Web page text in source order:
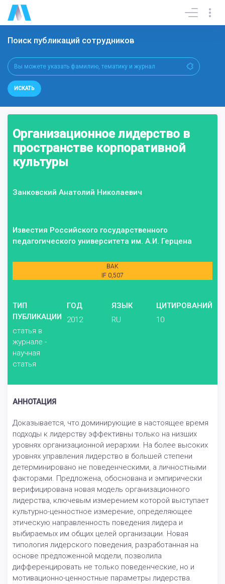
Поиск публикаций сотрудников
ИСКАТЬ
Организационное лидерство в
пространстве корпоративной
культуры
Занковский Анатолий Николаевич
Известия Российского государственного
педагогического университета им. А.И. Герцена
ВАК
IF 0,507
ТИП
ПУБЛИКАЦИИ
статья в
журнале -
научная
статья
ГОД
2012
ЯЗЫК
RU
ЦИТИРОВАНИЙ
10
АННОТАЦИЯ
Доказывается, что доминирующие в настоящее время
подходы к лидерству эффективны только на низших
уровнях организационной иерархии. На более высоких
уровнях управления лидерство в большей степени
детерминировано не поведенческими, а личностными
факторами. Предложена, обоснована и эмпирически
верифицирована новая модель организационного
лидерства, ключевым измерением которой выступает
культурно-ценностное измерение, определяющее
этическую направленность поведения лидера и
выбираемых им общих целей организации. Новая
типология лидерского поведения, разработанная на
основе предложенной модели, позволила
дифференцировать не только поведенческие, но и
мотивационно-ценностные параметры лидерства.